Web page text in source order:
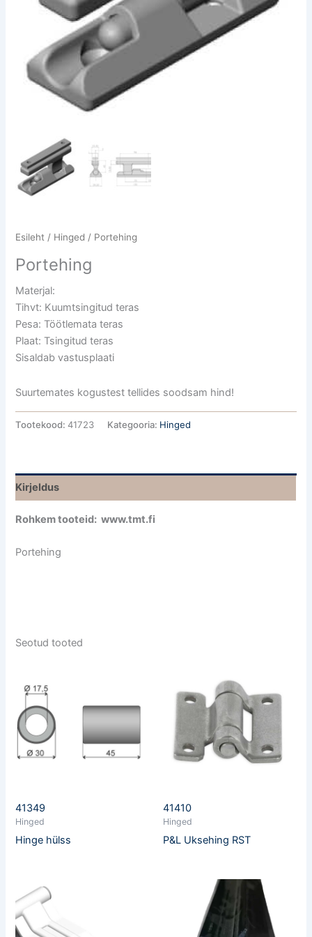
Esileht / Hinged / Portehing
Portehing
Materjal:
Tihvt: Kuumtsingitud teras
Pesa: Töötlemata teras
Plaat: Tsingitud teras
Sisaldab vastusplaati
Suurtemates kogustest tellides soodsam hind!
Tootekood:41723 Kategooria: Hinged
Kirjeldus
Rohkem tooteid: www.tmt.fi
Portehing
Seotud tooted
41349
Hinged
Hinge hülss
41410
Hinged
P&L Uksehing RST